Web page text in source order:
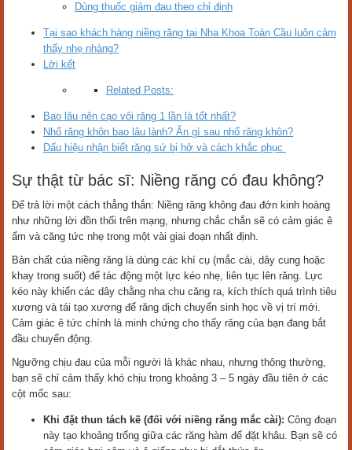
Dùng thuốc giảm đau theo chỉ định
Tại sao khách hàng niềng răng tại Nha Khoa Toàn Cầu luôn cảm
thấy nhẹ nhàng?
Lời kết
Related Posts:
Bao lâu nên cạo vôi răng 1 lần là tốt nhất?
Nhổ răng khôn bao lâu lành? Ăn gì sau nhổ răng khôn?
Dấu hiệu nhận biết răng sứ bị hở và cách khắc phục
Sự thật từ bác sĩ: Niềng răng có đau không?
Để trả lời một cách thẳng thắn: Niềng răng không đau đớn kinh hoàng
như những lời đồn thổi trên mạng, nhưng chắc chắn sẽ có cảm giác ê
ẩm và căng tức nhẹ trong một vài giai đoạn nhất định.
Bản chất của niềng răng là dùng các khí cụ (mắc cài, dây cung hoặc
khay trong suốt) để tác động một lực kéo nhẹ, liên tục lên răng. Lực
kéo này khiến các dây chằng nha chu căng ra, kích thích quá trình tiêu
xương và tái tạo xương để răng dịch chuyển sinh học về vị trí mới.
Cảm giác ê tức chính là minh chứng cho thấy răng của bạn đang bắt
đầu chuyển động.
Ngưỡng chịu đau của mỗi người là khác nhau, nhưng thông thường,
bạn sẽ chỉ cảm thấy khó chịu trong khoảng 3 – 5 ngày đầu tiên ở các
cột mốc sau:
Khi đặt thun tách kẽ (đối với niềng răng mắc cài): Công đoạn
này tạo khoảng trống giữa các răng hàm để đặt khâu. Bạn sẽ có